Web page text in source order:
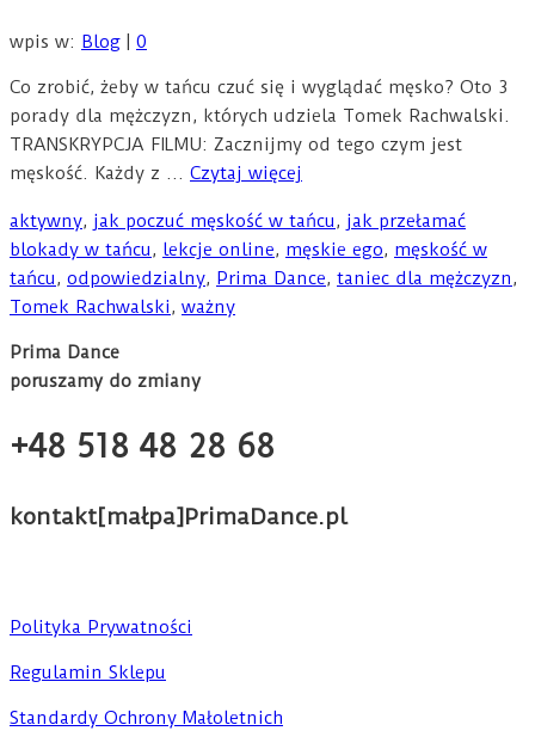
wpis w: Blog 0
Co zrobić, żeby w tańcu czuć się i wyglądać męsko? Oto 3
porady dla mężczyzn, których udziela Tomek Rachwalski.
TRANSKRYPCJA FILMU: Zacznijmy od tego czym jest
męskość. Każdy z … Czytaj więcej
aktywny, jak poczuć męskość w tańcu, jak przełamać
blokady w tańcu, lekcje online, męskie ego, męskość w
tańcu, odpowiedzialny, Prima Dance, taniec dla mężczyzn,
Tomek Rachwalski, ważny
Prima Dance
poruszamy do zmiany
+48 518 48 28 68
kontakt[małpa]PrimaDance.pl
Polityka Prywatności
Regulamin Sklepu
Standardy Ochrony Małoletnich